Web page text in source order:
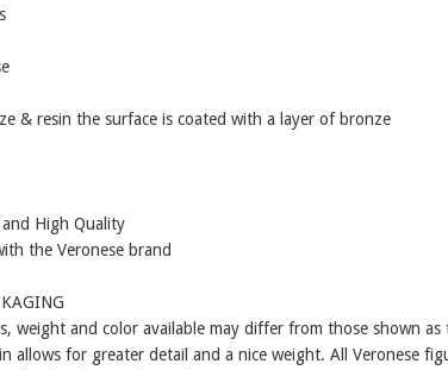
& resin the surface is coated with a layer of bronze
High Quality
the Veronese brand
weight and color available may differ from those shown as
allows for greater detail and a nice weight. All Veronese